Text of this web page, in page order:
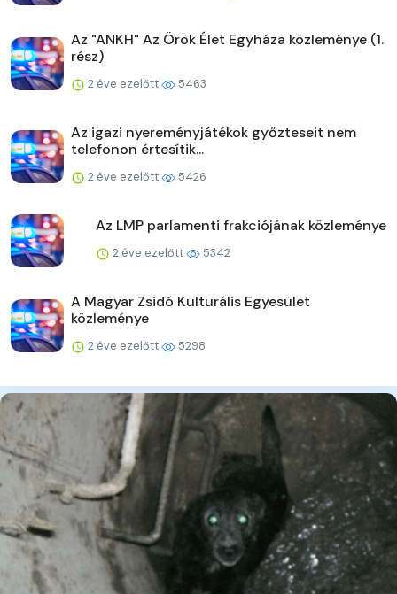
Az "ANKH" Az Örök Élet Egyháza közleménye (1.
rész)
2 éve ezelőtt 5463
Az igazi nyereményjátékok győzteseit nem
telefonon értesítik...
2 éve ezelőtt 5426
Az LMP parlamenti frakciójának közleménye
2 éve ezelőtt 5342
A Magyar Zsidó Kulturális Egyesület
közleménye
2 éve ezelőtt 5298